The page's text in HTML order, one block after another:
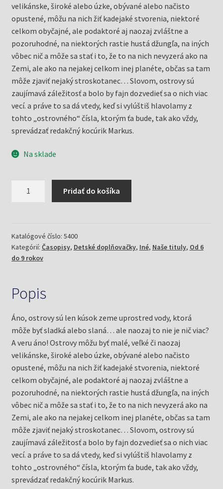
velikánske, široké alebo úzke, obývané alebo načisto
opustené, môžu na nich žiť kadejaké stvorenia, niektoré
celkom obyčajné, ale podaktoré aj naozaj zvláštne a
pozoruhodné, na niektorých rastie hustá džungľa, na iných
vôbec nič a môže sa stať i to, že to na nich nevyzerá ako na
Zemi, ale ako na nejakej celkom inej planéte, občas sa tam
môže zjaviť nejaký stroskotanec… Slovom, ostrovy sú
zaujímavá záležitosť a bolo by fajn dozvedieť sa o nich viac
vecí. a práve to sa dá vtedy, keď si vylúštiš hlavolamy z
tohto „ostrovného“ čísla, ktorým ťa bude, tak ako vždy,
sprevádzať redakčný kocúrik Markus.
Na sklade
ostrovné
Pridať do košíka
Katalógové číslo: 5400
Kategórií: Časopisy, Detské doplňovačky, Iné, Naše tituly, Od 6
do 9 rokov
Popis
Áno, ostrovy sú len kúsok zeme uprostred vody, ktorá
môže byť sladká alebo slaná… ale naozaj to nie je nič viac?
A veru áno! Ostrovy môžu byť malé, veľké či naozaj
velikánske, široké alebo úzke, obývané alebo načisto
opustené, môžu na nich žiť kadejaké stvorenia, niektoré
celkom obyčajné, ale podaktoré aj naozaj zvláštne a
pozoruhodné, na niektorých rastie hustá džungľa, na iných
vôbec nič a môže sa stať i to, že to na nich nevyzerá ako na
Zemi, ale ako na nejakej celkom inej planéte, občas sa tam
môže zjaviť nejaký stroskotanec… Slovom, ostrovy sú
zaujímavá záležitosť a bolo by fajn dozvedieť sa o nich viac
vecí. a práve to sa dá vtedy, keď si vylúštiš hlavolamy z
tohto „ostrovného“ čísla, ktorým ťa bude, tak ako vždy,
sprevádzať redakčný kocúrik Markus.